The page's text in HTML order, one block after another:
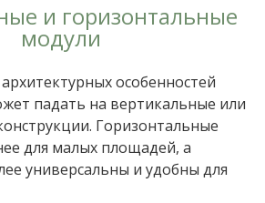
и горизонтальные
модули
особенностей
падать на вертикальные или
Горизонтальные
для малых площадей, а
универсальны и удобны для